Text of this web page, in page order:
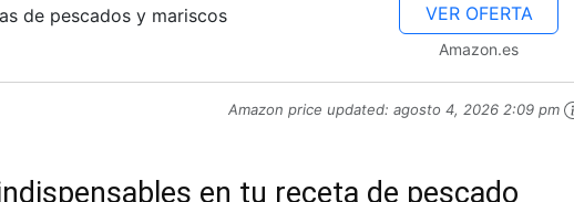
de pescados y mariscos
VER OFERTA
Amazon.es
Amazon price updated: agosto 4, 2026 2:09 pm
en tu receta de pescado